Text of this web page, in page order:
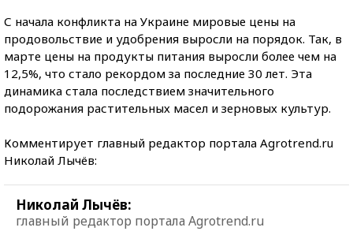
С начала конфликта на Украине мировые цены на
продовольствие и удобрения выросли на порядок. Так, в
марте цены на продукты питания выросли более чем на
12,5%, что стало рекордом за последние 30 лет. Эта
динамика стала последствием значительного
подорожания растительных масел и зерновых культур.
Комментирует главный редактор портала Agrotrend.ru
Николай Лычёв:
Николай Лычёв:
главный редактор портала Agrotrend.ru